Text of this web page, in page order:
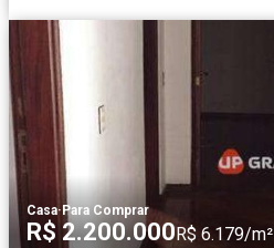
Casa· Para Comprar
R$ 2.200.000R$ 6.179/m²